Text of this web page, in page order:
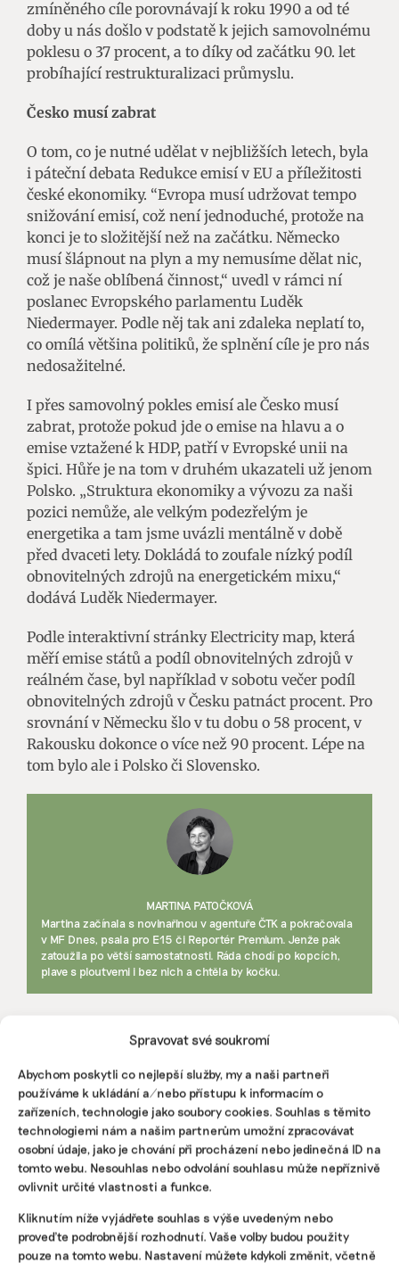
Spravovat své soukromí
Abychom poskytli co nejlepší služby, my a naši partneři
používáme k ukládání a/nebo přístupu k informacím o
zařízeních, technologie jako soubory cookies. Souhlas s těmito
technologiemi nám a našim partnerům umožní zpracovávat
osobní údaje, jako je chování při procházení nebo jedinečná ID na
tomto webu. Nesouhlas nebo odvolání souhlasu může nepříznivě
ovlivnit určité vlastnosti a funkce.
Kliknutím níže vyjádřete souhlas s výše uvedeným nebo
proveďte podrobnější rozhodnutí. Vaše volby budou použity
pouze na tomto webu. Nastavení můžete kdykoli změnit, včetně
zmíněného cíle porovnávají k roku 1990 a od té
doby u nás došlo v podstatě k jejich samovolnému
poklesu o 37 procent, a to díky od začátku 90. let
probíhající restrukturalizaci průmyslu.
Česko musí zabrat
O tom, co je nutné udělat v nejbližších letech, byla
i páteční debata Redukce emisí v EU a příležitosti
české ekonomiky. “Evropa musí udržovat tempo
snižování emisí, což není jednoduché, protože na
konci je to složitější než na začátku. Německo
musí šlápnout na plyn a my nemusíme dělat nic,
což je naše oblíbená činnost,“ uvedl v rámci ní
poslanec Evropského parlamentu Luděk
Niedermayer. Podle něj tak ani zdaleka neplatí to,
co omílá většina politiků, že splnění cíle je pro nás
nedosažitelné.
I přes samovolný pokles emisí ale Česko musí
zabrat, protože pokud jde o emise na hlavu a o
emise vztažené k HDP, patří v Evropské unii na
špici. Hůře je na tom v druhém ukazateli už jenom
Polsko. „Struktura ekonomiky a vývozu za naši
pozici nemůže, ale velkým podezřelým je
energetika a tam jsme uvázli mentálně v době
před dvaceti lety. Dokládá to zoufale nízký podíl
obnovitelných zdrojů na energetickém mixu,“
dodává Luděk Niedermayer.
Podle interaktivní stránky Electricity map, která
měří emise států a podíl obnovitelných zdrojů v
reálném čase, byl například v sobotu večer podíl
obnovitelných zdrojů v Česku patnáct procent. Pro
srovnání v Německu šlo v tu dobu o 58 procent, v
Rakousku dokonce o více než 90 procent. Lépe na
tom bylo ale i Polsko či Slovensko.
MARTINA PATOČKOVÁ
Martina začínala s novinařinou v agentuře ČTK a pokračovala
v MF Dnes, psala pro E15 či Reportér Premium. Jenže pak
zatoužila po větší samostatnosti. Ráda chodí po kopcích,
plave s ploutvemi i bez nich a chtěla by kočku.